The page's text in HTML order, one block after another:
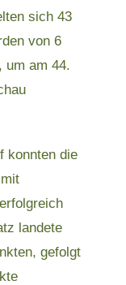
sich 43
von 6
um am 44.
konnten die
landete
gefolgt